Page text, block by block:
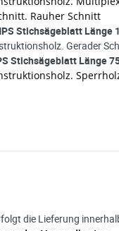
Rauher Schnitt
Stichsägeblatt
Gerader
Stichsägeblatt Länge
die Lieferung